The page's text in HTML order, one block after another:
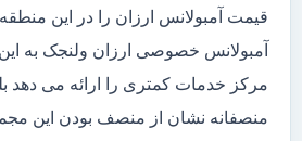
قیمت آمبولانس ارزان را در این منطقه
آمبولانس خصوصی ارزان ولنجک به
مرکز خدمات کمتری را ارائه می دهد
منصفانه نشان از منصف بودن این